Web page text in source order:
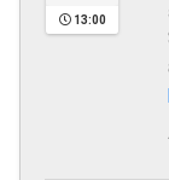
13:00